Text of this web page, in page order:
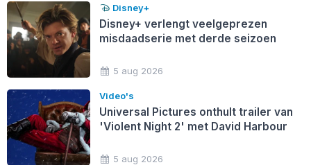
Disney+
Disney+ verlengt veelgeprezen
misdaadserie met derde seizoen
5 aug 2026
Video's
Universal Pictures onthult trailer van
'Violent Night 2' met David Harbour
5 aug 2026